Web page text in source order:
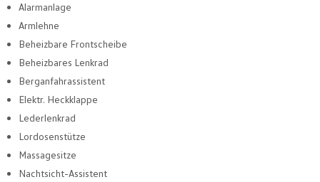
Alarmanlage
Armlehne
Beheizbare Frontscheibe
Beheizbares Lenkrad
Berganfahrassistent
Elektr. Heckklappe
Lederlenkrad
Lordosenstütze
Massagesitze
Nachtsicht-Assistent